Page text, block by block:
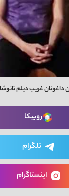
غریب دیلم
روبیکا
تلگرام
اینستاگرام